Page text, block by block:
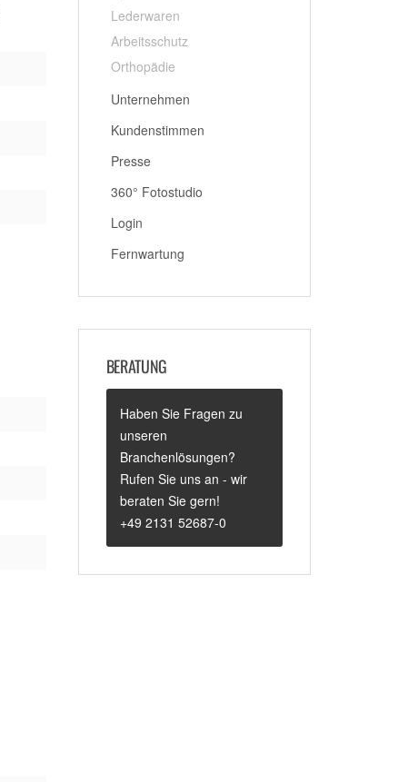
Lederwaren
Arbeitsschutz
Orthopädie
Unternehmen
Kundenstimmen
Presse
360° Fotostudio
Login
Fernwartung
BERATUNG
Haben Sie Fragen zu
unseren
Branchenlösungen?
Rufen Sie uns an - wir
beraten Sie gern!
+49 2131 52687-0